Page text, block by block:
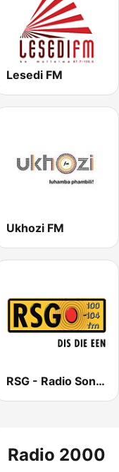
Lesedi FM
Ukhozi FM
RSG - Radio Sonder Grense
Radio 2000